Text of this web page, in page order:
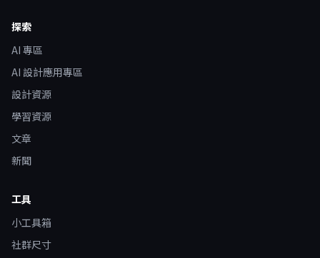
探索
AI 專區
AI 設計應用專區
設計資源
學習資源
文章
新聞
工具
小工具箱
社群尺寸